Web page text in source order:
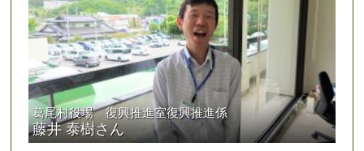
葛尾村役場 復興推進室復興推進係
藤井 泰樹さん